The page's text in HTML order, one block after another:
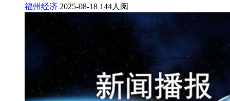
福州经济 2025-08-18 144人阅